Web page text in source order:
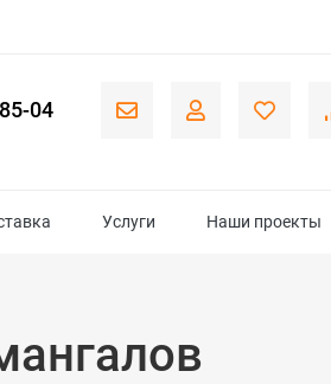
04
Услуги Наши проекты